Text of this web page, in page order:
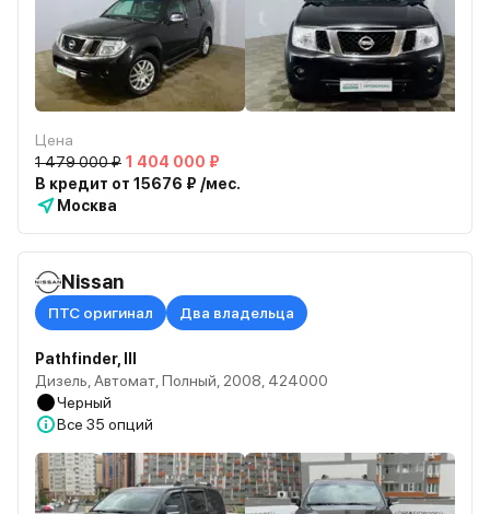
Цена
1 479 000 ₽ 1 404 000 ₽
В кредит от 15676 ₽ /мес.
Москва
Nissan
ПТС оригинал Два владельца
Pathfinder, III
Дизель, Автомат, Полный, 2008, 424000
Черный
Все 35 опций